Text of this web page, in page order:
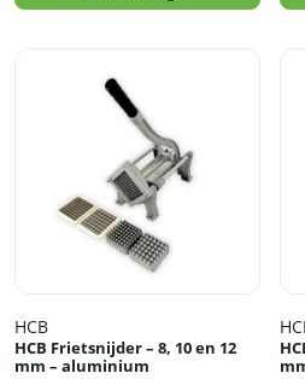
HCB
HCB Frietsnijder – 8, 10 en 12
mm – aluminium